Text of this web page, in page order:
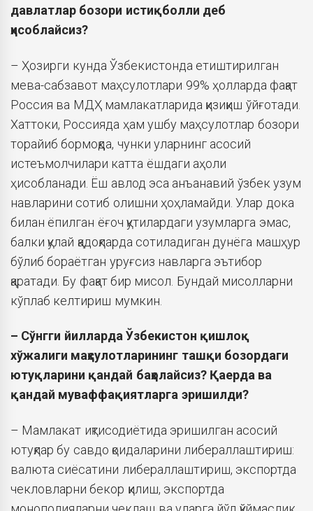
давлатлар бозори истиқболли деб
ҳисоблайсиз?
– Ҳозирги кунда Ўзбекистонда етиштирилган
мева-сабзавот маҳсулотлари 99% ҳолларда фақат
Россия ва МДҲ мамлакатларида қизиқиш ўйғотади.
Хаттоки, Россияда ҳам ушбу маҳсулотлар бозори
торайиб бормоқда, чунки уларнинг асосий
истеъмолчилари катта ёшдаги аҳоли
ҳисобланади. Ёш авлод эса анъанавий ўзбек узум
навларини сотиб олишни ҳоҳламайди. Улар дока
билан ёпилган ёғоч қутилардаги узумларга эмас,
балки қулай қадоқларда сотиладиган дунёга машҳур
бўлиб бораётган уруғсиз навларга эътибор
қаратади. Бу фақат бир мисол. Бундай мисолларни
кўплаб келтириш мумкин.
– Сўнгги йилларда Ўзбекистон қишлоқ
хўжалиги маҳсулотларининг ташқи бозордаги
ютуқларини қандай баҳолайсиз? Қаерда ва
қандай муваффақиятларга эришилди?
– Мамлакат иқтисодиётида эришилган асосий
ютуқлар бу савдо қоидаларини либераллаштириш:
валюта сиёсатини либераллаштириш, экспортда
чекловларни бекор қилиш, экспортда